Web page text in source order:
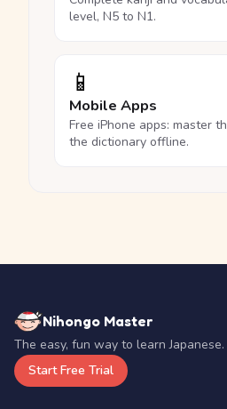
level, N5 to N1.
📱
Mobile Apps
Free iPhone apps: master
the dictionary offline.
Nihongo Master
The easy, fun way to learn Japanese.
Start Free Trial